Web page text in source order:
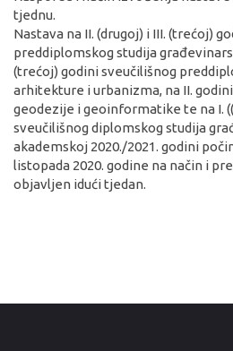
tjednu.
Nastava na II. (drugoj) i III. (trećoj)
preddiplomskog studija
(trećoj) godini sveučilišnog
arhitekture i urbanizma, na II.
geodezije i geoinformatike te na I.
sveučilišnog diplomskog studija
akademskoj 2020./2021. godini
listopada 2020. godine na način i
objavljen idući tjedan.